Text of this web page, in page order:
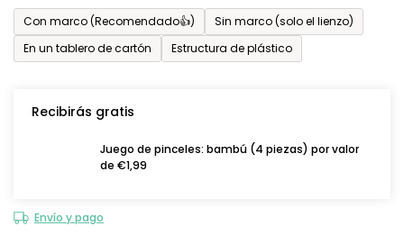
Con marco (Recomendado👍)
Sin marco (solo el lienzo)
En un tablero de cartón
Estructura de plástico
Recibirás gratis
Juego de pinceles: bambú (4 piezas) por valor
de €1,99
Envío y pago